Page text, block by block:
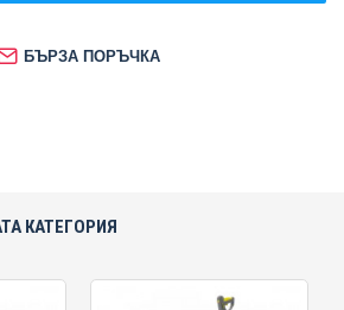
БЪРЗА ПОРЪЧКА
КАТЕГОРИЯ